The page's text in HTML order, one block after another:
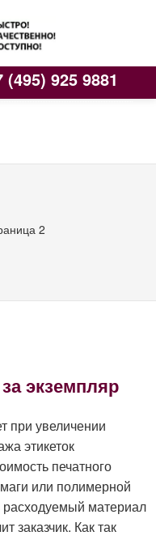
(495) 925 9881
2
экземпляр
при увеличении
этикеток
печатного
или полимерной
расходуемый материал
заказчик. Как так